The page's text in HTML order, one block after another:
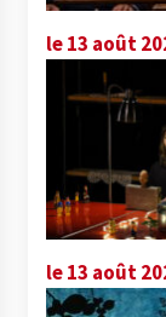
le 13 août
le 13 août